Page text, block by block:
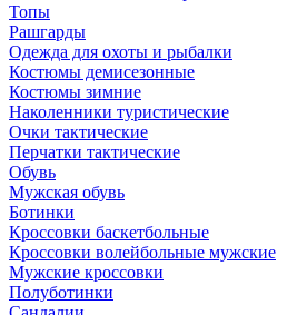
Топы
Рашгарды
Одежда для охоты и рыбалки
Костюмы демисезонные
Костюмы зимние
Наколенники туристические
Очки тактические
Перчатки тактические
Обувь
Мужская обувь
Ботинки
Кроссовки баскетбольные
Кроссовки волейбольные мужские
Мужские кроссовки
Полуботинки